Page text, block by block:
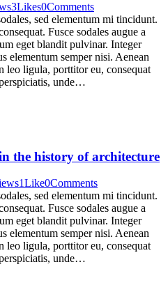
3Likes0Comments
sed elementum mi tincidunt.
Fusce sodales augue a
eget blandit pulvinar. Integer
elementum semper nisi. Aenean
leo ligula, porttitor eu, consequat
unde…
the history of architecture
1Like0Comments
sed elementum mi tincidunt.
Fusce sodales augue a
eget blandit pulvinar. Integer
elementum semper nisi. Aenean
leo ligula, porttitor eu, consequat
unde…